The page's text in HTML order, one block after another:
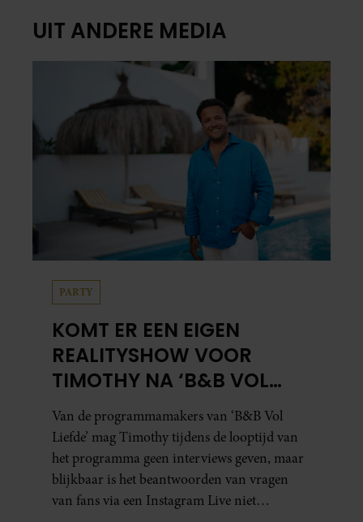
UIT ANDERE MEDIA
PARTY
KOMT ER EEN EIGEN
REALITYSHOW VOOR
TIMOTHY NA ‘B&B VOL
LIEFDE?’
Van de programmamakers van ‘B&B Vol
Liefde’ mag Timothy tijdens de looptijd van
het programma geen interviews geven, maar
blijkbaar is het beantwoorden van vragen
van fans via een Instagram Live niet